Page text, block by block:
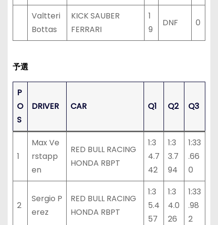
Valtteri
Bottas
KICK SAUBER
FERRARI
1
9
DNF 0
予選
P
O
S
DRIVER CAR Q1 Q2 Q3
1
Max Ve
rstapp
en
RED BULL RACING
HONDA RBPT
1:3
4.7
42
1:3
3.7
94
1:33
.66
0
2
Sergio P
erez
RED BULL RACING
HONDA RBPT
1:3
5.4
57
1:3
4.0
26
1:33
.98
2